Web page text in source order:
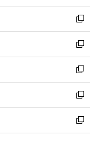
開
く
ウ
で
開
く
ン
ド
ウ
で
開
く
ウ
ィ
ン
ド
ウ
で
開
く
新
し
い
ウ
ィ
ン
ド
ウ
で
開
新
し
い
ウ
ィ
ン
ド
ウ
新
し
い
ウ
ィ
ン
新
し
い
ウ
新
し